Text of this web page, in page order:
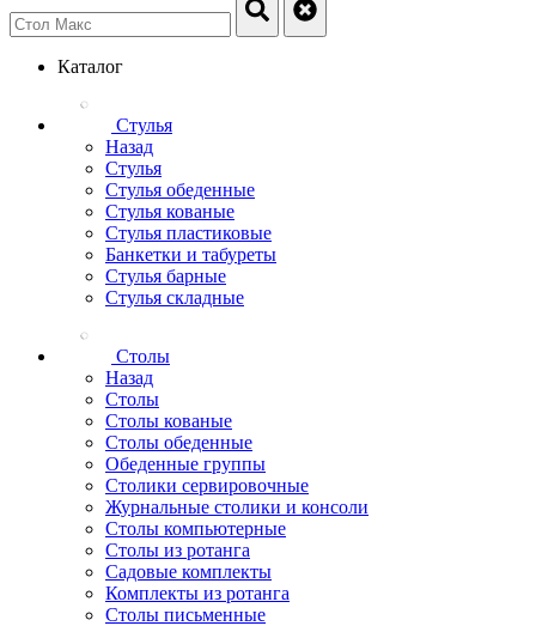
Каталог
Стулья
Назад
Стулья
Стулья обеденные
Стулья кованые
Стулья пластиковые
Банкетки и табуреты
Стулья барные
Стулья складные
Столы
Назад
Столы
Столы кованые
Столы обеденные
Обеденные группы
Столики сервировочные
Журнальные столики и консоли
Столы компьютерные
Столы из ротанга
Садовые комплекты
Комплекты из ротанга
Столы письменные